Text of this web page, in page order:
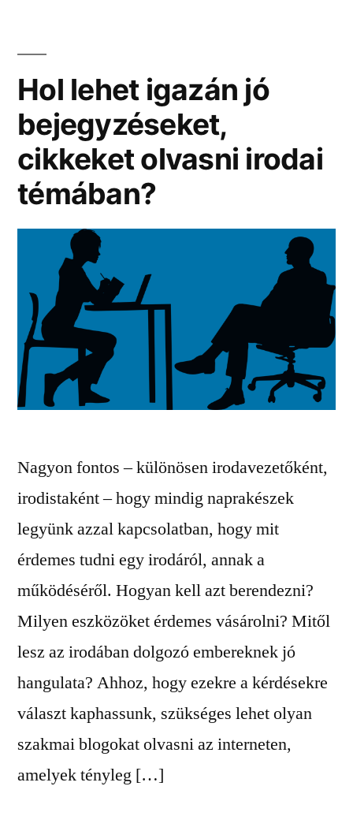
Hol lehet igazán jó
bejegyzéseket,
cikkeket olvasni irodai
témában?
Nagyon fontos – különösen irodavezetőként,
irodistaként – hogy mindig naprakészek
legyünk azzal kapcsolatban, hogy mit
érdemes tudni egy irodáról, annak a
működéséről. Hogyan kell azt berendezni?
Milyen eszközöket érdemes vásárolni? Mitől
lesz az irodában dolgozó embereknek jó
hangulata? Ahhoz, hogy ezekre a kérdésekre
választ kaphassunk, szükséges lehet olyan
szakmai blogokat olvasni az interneten,
amelyek tényleg […]